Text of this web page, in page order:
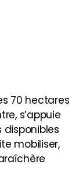
70 hectares
s’appuie
disponibles
mobiliser,